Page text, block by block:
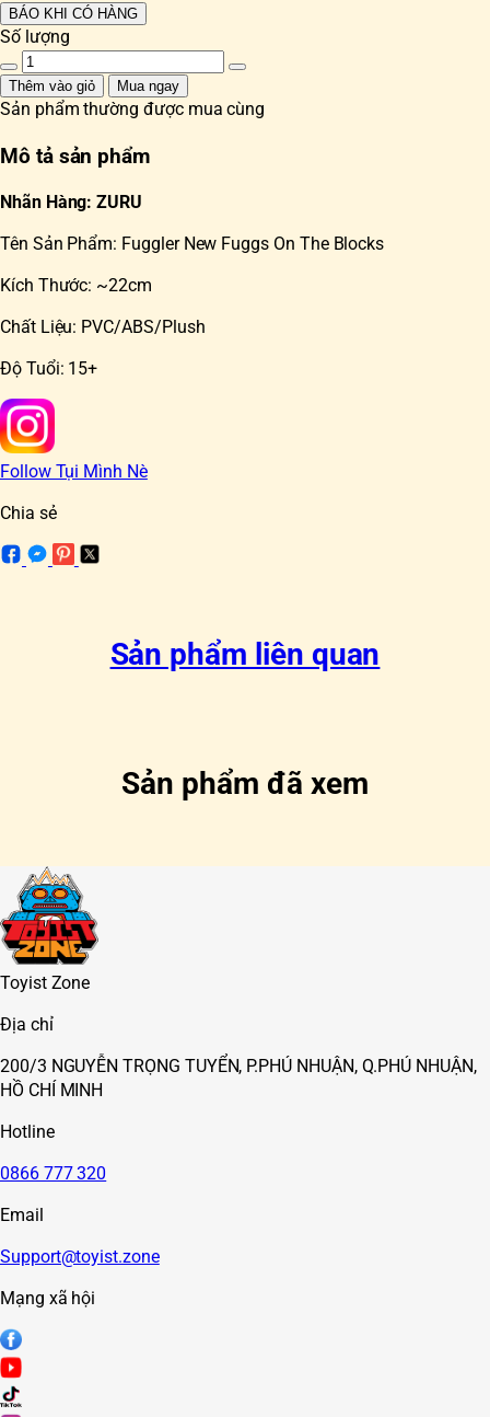
BÁO KHI CÓ HÀNG
Số lượng
Thêm vào giỏ Mua ngay
Sản phẩm thường được mua cùng
Mô tả sản phẩm
Nhãn Hàng: ZURU
Tên Sản Phẩm: Fuggler New Fuggs On The Blocks
Kích Thước: ~22cm
Chất Liệu: PVC/ABS/Plush
Độ Tuổi: 15+
Follow Tụi Mình Nè
Chia sẻ
Sản phẩm liên quan
Sản phẩm đã xem
Toyist Zone
Địa chỉ
200/3 NGUYỄN TRỌNG TUYỂN, P.PHÚ NHUẬN, Q.PHÚ NHUẬN,
HỒ CHÍ MINH
Hotline
0866 777 320
Email
Support@toyist.zone
Mạng xã hội